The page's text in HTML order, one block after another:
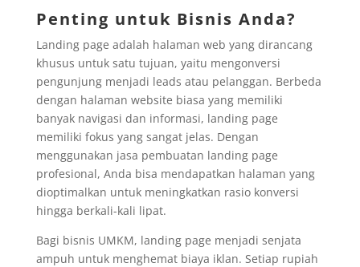
Penting untuk Bisnis Anda?
Landing page adalah halaman web yang dirancang
khusus untuk satu tujuan, yaitu mengonversi
pengunjung menjadi leads atau pelanggan. Berbeda
dengan halaman website biasa yang memiliki
banyak navigasi dan informasi, landing page
memiliki fokus yang sangat jelas. Dengan
menggunakan jasa pembuatan landing page
profesional, Anda bisa mendapatkan halaman yang
dioptimalkan untuk meningkatkan rasio konversi
hingga berkali-kali lipat.
Bagi bisnis UMKM, landing page menjadi senjata
ampuh untuk menghemat biaya iklan. Setiap rupiah